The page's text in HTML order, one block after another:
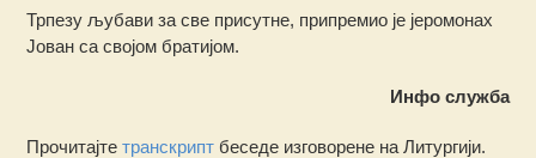
Трпезу љубави за све присутне, припремио је јеромонах
Јован са својом братијом.
Инфо служба
Прочитајтетранскрипт беседе изговорене на Литургији.